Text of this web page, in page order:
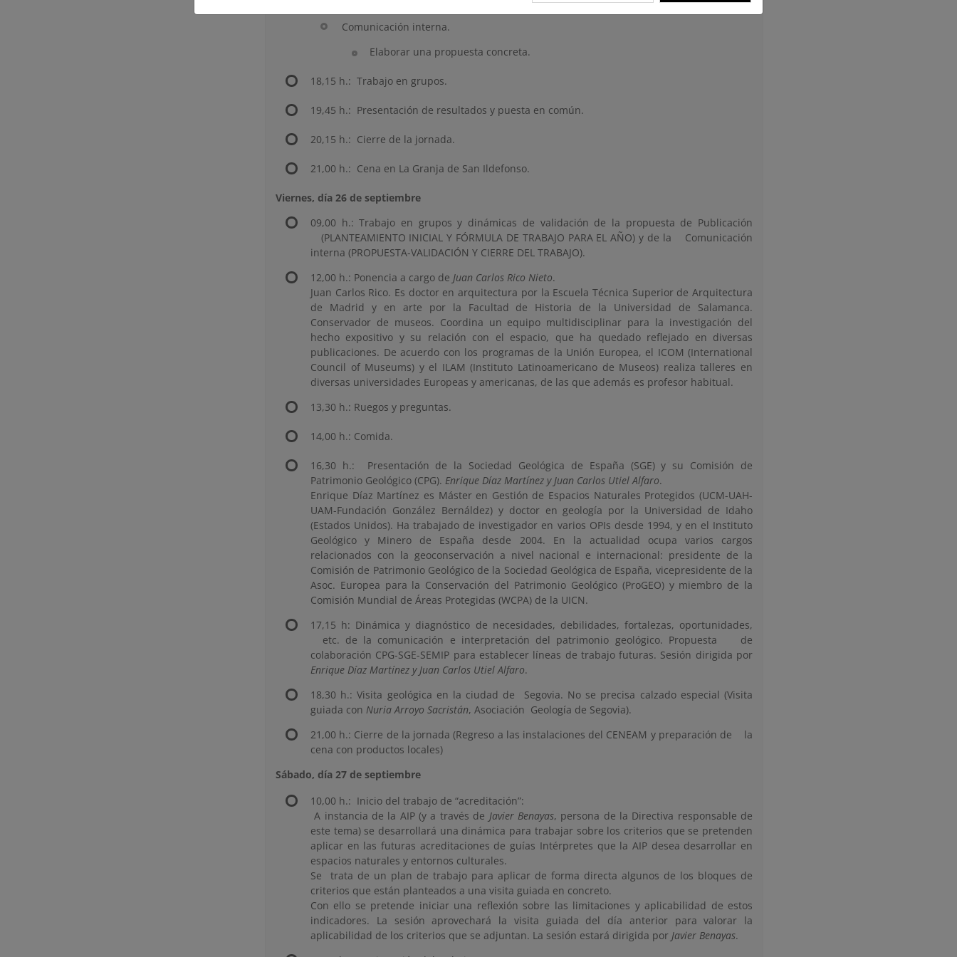
Comunicación interna.
Elaborar una propuesta concreta.
18,15 h.: Trabajo en grupos.
19,45 h.: Presentación de resultados y puesta en común.
20,15 h.: Cierre de la jornada.
21,00 h.: Cena en La Granja de San Ildefonso.
Viernes, día 26 de septiembre
09,00 h.: Trabajo en grupos y dinámicas de validación de la propuesta de Publicación
(PLANTEAMIENTO INICIAL Y FÓRMULA DE TRABAJO PARA EL AÑO) y de la Comunicación
interna (PROPUESTA-VALIDACIÓN Y CIERRE DEL TRABAJO).
12,00 h.: Ponencia a cargo de Juan Carlos Rico Nieto.
Juan Carlos Rico. Es doctor en arquitectura por la Escuela Técnica Superior de Arquitectura
de Madrid y en arte por la Facultad de Historia de la Universidad de Salamanca.
Conservador de museos. Coordina un equipo multidisciplinar para la investigación del
hecho expositivo y su relación con el espacio, que ha quedado reflejado en diversas
publicaciones. De acuerdo con los programas de la Unión Europea, el ICOM (International
Council of Museums) y el ILAM (Instituto Latinoamericano de Museos) realiza talleres en
diversas universidades Europeas y americanas, de las que además es profesor habitual.
13,30 h.: Ruegos y preguntas.
14,00 h.: Comida.
16,30 h.: Presentación de la Sociedad Geológica de España (SGE) y su Comisión de
Patrimonio Geológico (CPG). Enrique Díaz Martínez y Juan Carlos Utiel Alfaro.
Enrique Díaz Martínez es Máster en Gestión de Espacios Naturales Protegidos (UCM-UAH-
UAM-Fundación González Bernáldez) y doctor en geología por la Universidad de Idaho
(Estados Unidos). Ha trabajado de investigador en varios OPIs desde 1994, y en el Instituto
Geológico y Minero de España desde 2004. En la actualidad ocupa varios cargos
relacionados con la geoconservación a nivel nacional e internacional: presidente de la
Comisión de Patrimonio Geológico de la Sociedad Geológica de España, vicepresidente de la
Asoc. Europea para la Conservación del Patrimonio Geológico (ProGEO) y miembro de la
Comisión Mundial de Áreas Protegidas (WCPA) de la UICN.
17,15 h: Dinámica y diagnóstico de necesidades, debilidades, fortalezas, oportunidades,
etc. de la comunicación e interpretación del patrimonio geológico. Propuesta de
colaboración CPG-SGE-SEMIP para establecer líneas de trabajo futuras. Sesión dirigida por
Enrique Díaz Martínez y Juan Carlos Utiel Alfaro.
18,30 h.: Visita geológica en la ciudad de Segovia. No se precisa calzado especial (Visita
guiada con Nuria Arroyo Sacristán, Asociación Geología de Segovia).
21,00 h.: Cierre de la jornada (Regreso a las instalaciones del CENEAM y preparación de la
cena con productos locales)
Sábado, día 27 de septiembre
10,00 h.: Inicio del trabajo de “acreditación”:
A instancia de la AIP (y a través de Javier Benayas, persona de la Directiva responsable de
este tema) se desarrollará una dinámica para trabajar sobre los criterios que se pretenden
aplicar en las futuras acreditaciones de guías Intérpretes que la AIP desea desarrollar en
espacios naturales y entornos culturales.
Se trata de un plan de trabajo para aplicar de forma directa algunos de los bloques de
criterios que están planteados a una visita guiada en concreto.
Con ello se pretende iniciar una reflexión sobre las limitaciones y aplicabilidad de estos
indicadores. La sesión aprovechará la visita guiada del día anterior para valorar la
aplicabilidad de los criterios que se adjuntan. La sesión estará dirigida por Javier Benayas.